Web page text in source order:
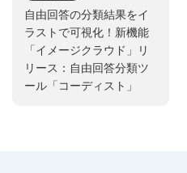
自由回答の分類結果をイ
ラストで可視化！新機能
「イメージクラウド」リ
リース：自由回答分類ツ
ール「コーディスト」